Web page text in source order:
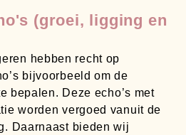
(groei, ligging en
hebben recht op
bijvoorbeeld om de
bepalen. Deze echo’s met
worden vergoed vanuit de
Daarnaast bieden wij